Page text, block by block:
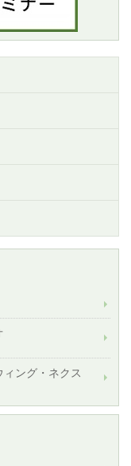
ング・ネクス